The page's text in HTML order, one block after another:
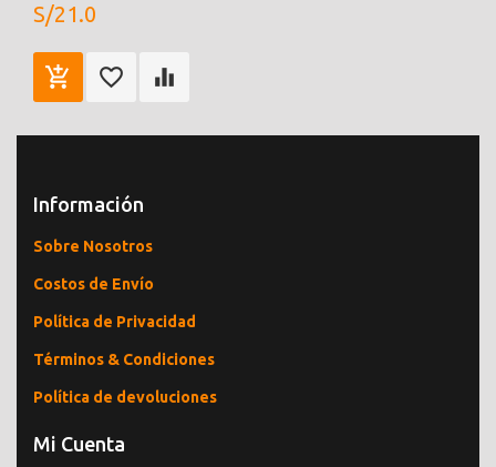
S/21.0
Información
Sobre Nosotros
Costos de Envío
Política de Privacidad
Términos & Condiciones
Política de devoluciones
Mi Cuenta